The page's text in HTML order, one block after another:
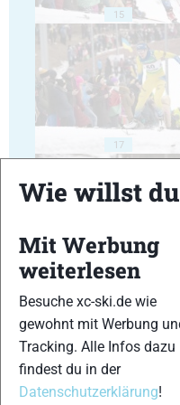
15
17
19
Wie willst
Mit Werbung
weiterlesen
Besuche xc-ski.de wie
gewohnt mit Werbung
Tracking. Alle Infos dazu
findest du in der
Datenschutzerklärung!